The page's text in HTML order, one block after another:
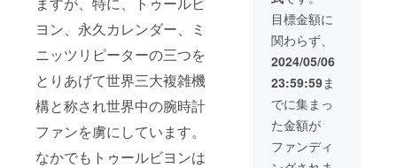
ヨン、永久カレンダー、ミ
ニッツリピーターの三つを
とりあげて世界三大複雑機
構と称され世界中の腕時計
ファンを虜にしています。
なかでもトゥールビヨンは
す。
目標金額に
関わらず、
2024/05/06
23:59:59ま
でに集まっ
た金額が
ファンディ